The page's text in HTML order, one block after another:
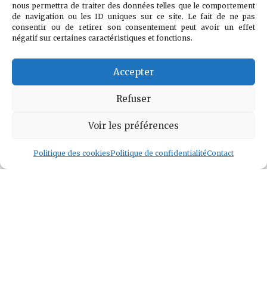
nous permettra de traiter des données telles que le comportement
de navigation ou les ID uniques sur ce site. Le fait de ne pas
consentir ou de retirer son consentement peut avoir un effet
négatif sur certaines caractéristiques et fonctions.
Accepter
Refuser
Voir les préférences
Politique des cookiesPolitique de confidentialitéContact
est contre le
doute, la peur et